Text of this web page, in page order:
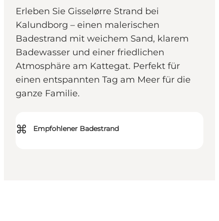
Erleben Sie Gisselørre Strand bei
Kalundborg – einen malerischen
Badestrand mit weichem Sand, klarem
Badewasser und einer friedlichen
Atmosphäre am Kattegat. Perfekt für
einen entspannten Tag am Meer für die
ganze Familie.
⌘ Empfohlener Badestrand